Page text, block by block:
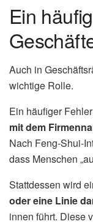
Ein
Auch in
wichtige Rolle.
Ein häufiger
mit dem
Nach Feng-Shui-
dass Menschen
Stattdessen wird
oder eine Linie
innen führt. Diese